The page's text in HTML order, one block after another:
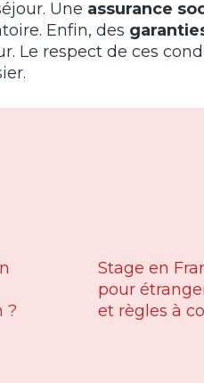
Une assurance
Enfin, des
Le respect de ces
?
Stage en
pour
et règles à